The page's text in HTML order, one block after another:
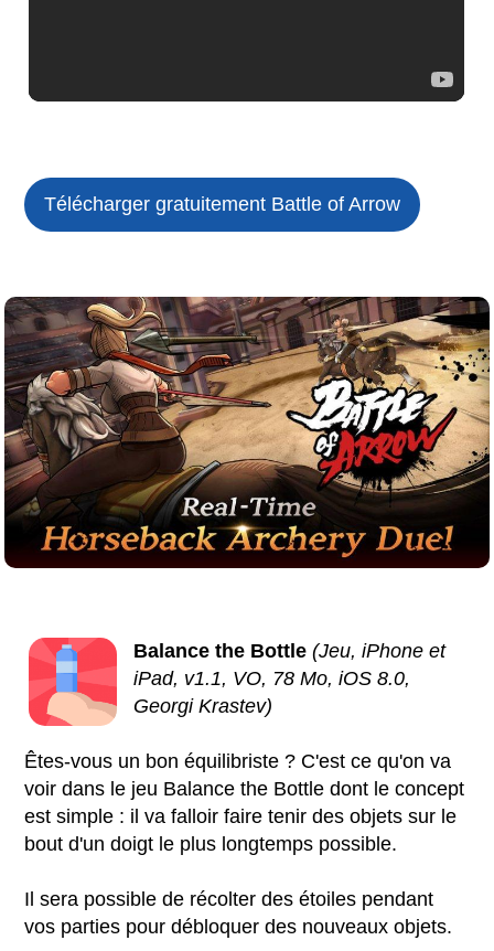
Télécharger gratuitement Battle of Arrow
Balance the Bottle (Jeu, iPhone et
iPad, v1.1, VO, 78 Mo, iOS 8.0,
Georgi Krastev)
Êtes-vous un bon équilibriste ? C'est ce qu'on va
voir dans le jeu Balance the Bottle dont le concept
est simple : il va falloir faire tenir des objets sur le
bout d'un doigt le plus longtemps possible.
Il sera possible de récolter des étoiles pendant
vos parties pour débloquer des nouveaux objets.